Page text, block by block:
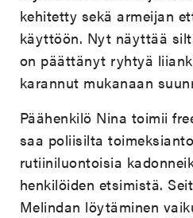
kehitetty sekä armeijan
käyttöön. Nyt näyttää
on päättänyt ryhtyä
karannut mukanaan
Päähenkilö Nina toimii
saa poliisilta
rutiiniluontoisia
henkilöiden etsimistä.
Melindan löytäminen